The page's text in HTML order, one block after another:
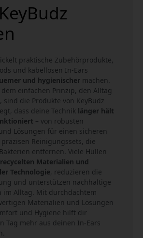
praktische Zubehörprodukte,
und kabellosen In-Ears
und hygienischer machen.
einfachen Prinzip, den Alltag
sind die Produkte von KeyBudz
dass deine Technik länger hält
– von robusten
Lösungen für einen sicheren
Reinigungssets, die
entfernen. Viele Hüllen
recycelten Materialien und
Technologie, reduzieren die
und unterstützen nachhaltige
im Alltag. Mit durchdachtem
Materialien und Lösungen
und Hygiene hilft dir
Tag mehr aus deinen In-Ears